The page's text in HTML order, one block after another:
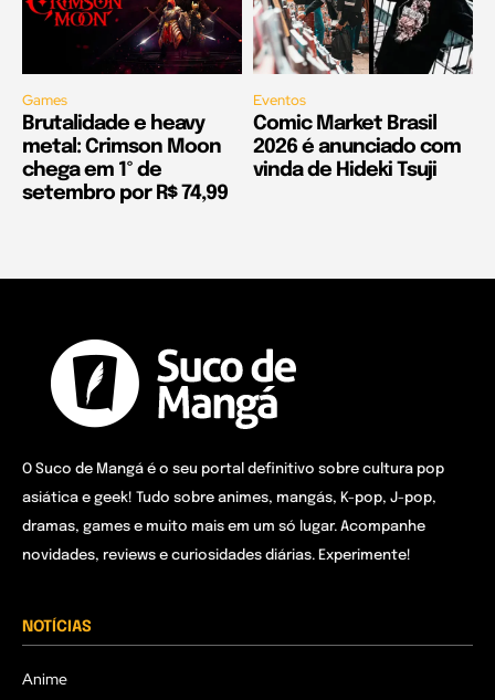
Games
Brutalidade e heavy
metal: Crimson Moon
chega em 1º de
setembro por R$ 74,99
Eventos
Comic Market Brasil
2026 é anunciado com
vinda de Hideki Tsuji
O Suco de Mangá é o seu portal definitivo sobre cultura pop
asiática e geek! Tudo sobre animes, mangás, K-pop, J-pop,
dramas, games e muito mais em um só lugar. Acompanhe
novidades, reviews e curiosidades diárias. Experimente!
NOTÍCIAS
Anime